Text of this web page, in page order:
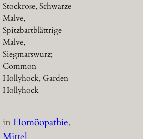
Stockrose, Schwarze
Malve,
Spitzbartblättrige
Malve,
Siegmarswurz;
Common
Hollyhock, Garden
Hollyhock
inHomöopathie